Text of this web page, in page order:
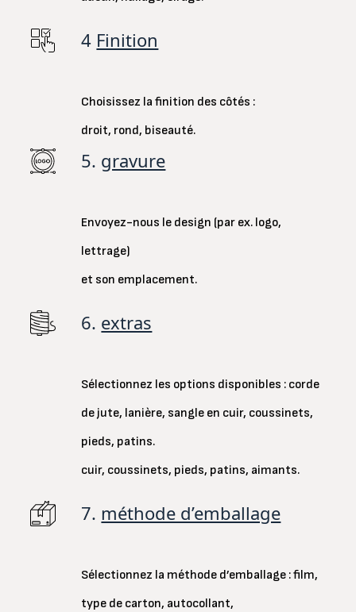
4 Finition
Choisissez la finition des côtés :
droit, rond, biseauté.
5. gravure
Envoyez-nous le design (par ex. logo,
lettrage)
et son emplacement.
6. extras
Sélectionnez les options disponibles : corde
de jute, lanière, sangle en cuir, coussinets,
pieds, patins.
cuir, coussinets, pieds, patins, aimants.
7. méthode d’emballage
Sélectionnez la méthode d’emballage : film,
type de carton, autocollant,